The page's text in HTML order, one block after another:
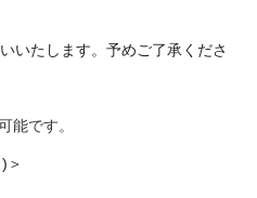
いたします。予めご了承くださ
能です。
＞